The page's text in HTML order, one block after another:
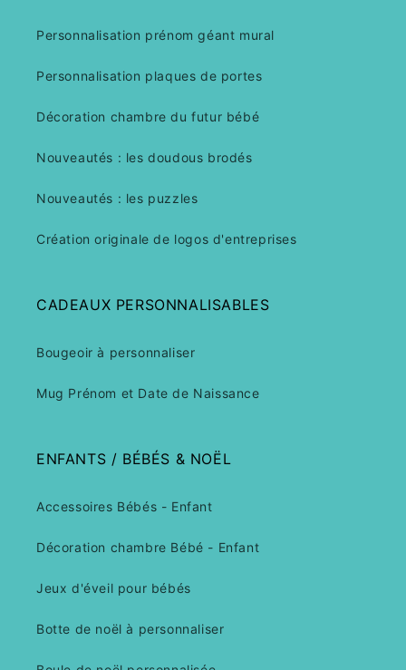
Personnalisation prénom géant mural
Personnalisation plaques de portes
Décoration chambre du futur bébé
Nouveautés : les doudous brodés
Nouveautés : les puzzles
Création originale de logos d'entreprises
CADEAUX PERSONNALISABLES
Bougeoir à personnaliser
Mug Prénom et Date de Naissance
ENFANTS / BÉBÉS & NOËL
Accessoires Bébés - Enfant
Décoration chambre Bébé - Enfant
Jeux d'éveil pour bébés
Botte de noël à personnaliser